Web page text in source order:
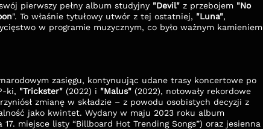
pierwszy pełny album studyjny "Devil" z przebojem "No
". To właśnie tytułowy utwór z tej ostatniej, "Luna",
w programie muzycznym, co było ważnym kamieniem
zasięgu, kontynuując udane trasy koncertowe po
ki, "Trickster" (2022) i "Malus" (2022), notowały rekordowe
zmianę w składzie – z powodu osobistych decyzji z